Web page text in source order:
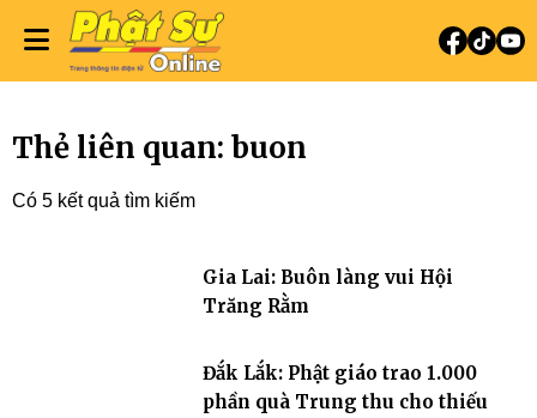
Thẻ liên quan: buon
Có 5 kết quả tìm kiếm
Gia Lai: Buôn làng vui Hội
Trăng Rằm
Đắk Lắk: Phật giáo trao 1.000
phần quà Trung thu cho thiếu